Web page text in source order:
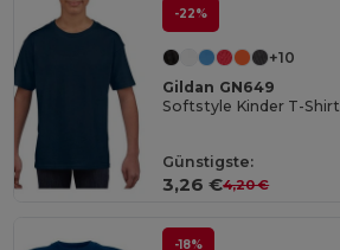
-22%
+10
Gildan GN649
Softstyle Kinder T-Shirt
Günstigste:
3,26 €4,20 €
-18%